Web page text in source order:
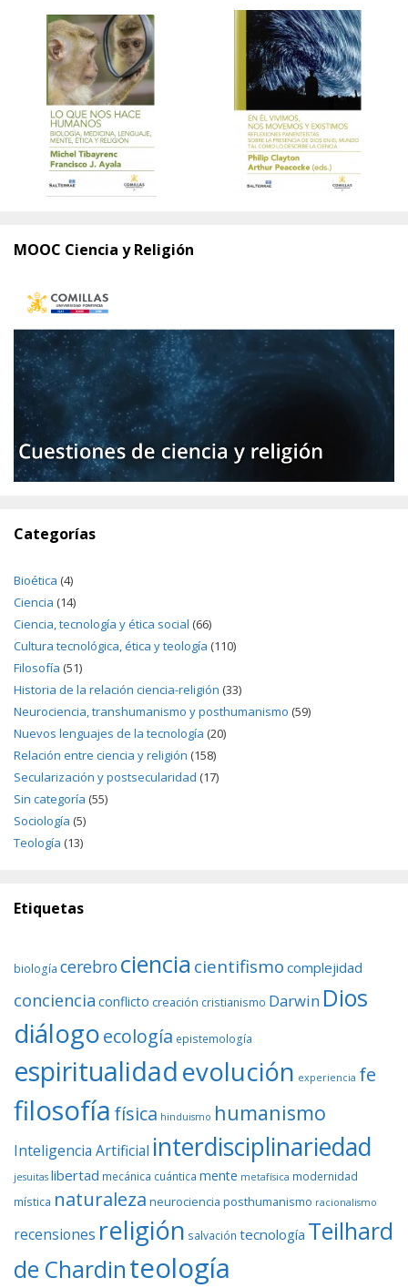
MOOC Ciencia y Religión
Categorías
Bioética (4)
Ciencia (14)
Ciencia, tecnología y ética social (66)
Cultura tecnológica, ética y teología (110)
Filosofía (51)
Historia de la relación ciencia-religión (33)
Neurociencia, transhumanismo y posthumanismo (59)
Nuevos lenguajes de la tecnología (20)
Relación entre ciencia y religión (158)
Secularización y postsecularidad (17)
Sin categoría (55)
Sociología (5)
Teología (13)
Etiquetas
biología cerebro ciencia cientifismo complejidad
conciencia conflicto creación cristianismo Darwin Dios
diálogoecología epistemología
espiritualidadevolución experiencia fe
filosofía física hinduismo humanismo
Inteligencia Artificial interdisciplinariedad
jesuitas libertad mecánica cuántica mente metafísica modernidad
mística naturaleza neurociencia posthumanismo racionalismo
recensiones religión salvación tecnología Teilhard
de Chardinteología